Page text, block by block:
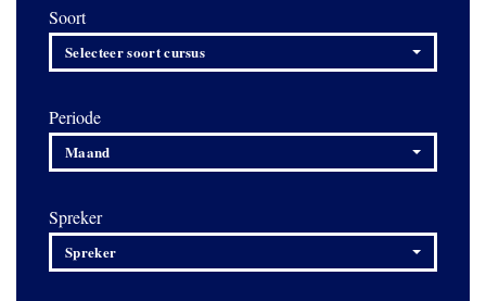
Soort
Selecteer soort cursus
Periode
Maand
Spreker
Spreker